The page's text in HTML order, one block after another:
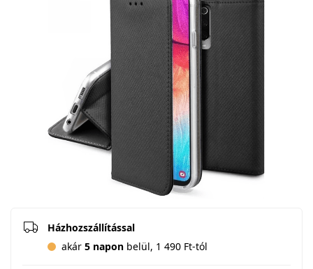
Házhozszállítással
akár 5 napon belül, 1 490 Ft-tól